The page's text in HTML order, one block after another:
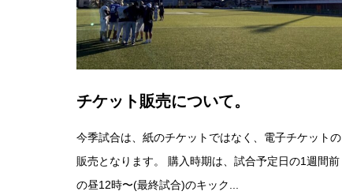
チケット販売について。
今季試合は、紙のチケットではなく、電子チケットの
販売となります。 購入時期は、試合予定日の1週間前
の昼12時〜(最終試合)のキック...